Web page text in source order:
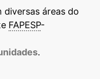
diversas áreas do
FAPESP-
.